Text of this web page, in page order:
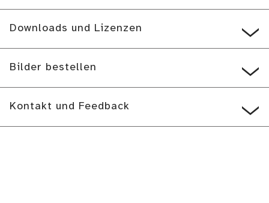
Downloads und Lizenzen
Bilder bestellen
Kontakt und Feedback